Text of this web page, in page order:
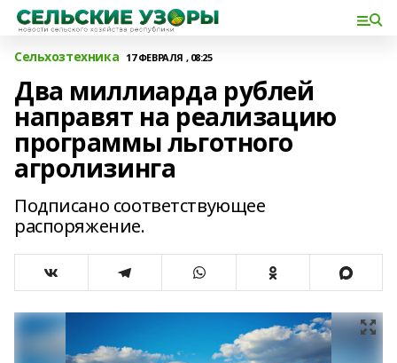
Сельхозтехника 17 ФЕВРАЛЯ , 08:25
Два миллиарда рублей
направят на реализацию
программы льготного
агролизинга
Подписано соответствующее
распоряжение.